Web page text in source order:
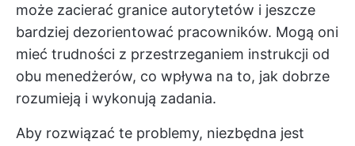
może zacierać granice autorytetów i jeszcze
bardziej dezorientować pracowników. Mogą oni
mieć trudności z przestrzeganiem instrukcji od
obu menedżerów, co wpływa na to, jak dobrze
rozumieją i wykonują zadania.
Aby rozwiązać te problemy, niezbędna jest